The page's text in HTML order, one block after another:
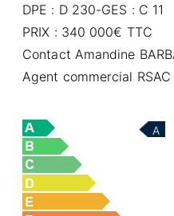
DPE : D 230-GES : C 11
PRIX : 340 000€ TTC
Contact Amandine
Agent commercial
A